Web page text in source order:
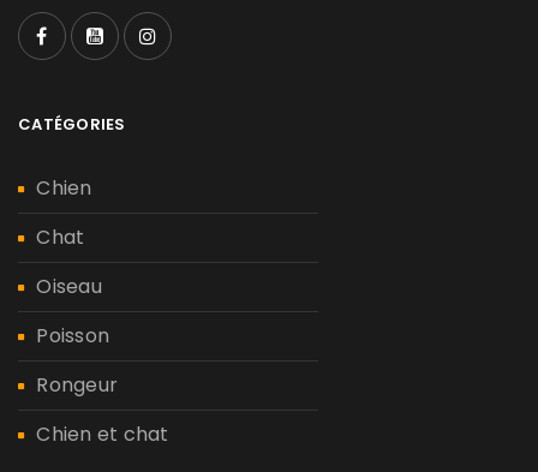
CATÉGORIES
Chien
Chat
Oiseau
Poisson
Rongeur
Chien et chat